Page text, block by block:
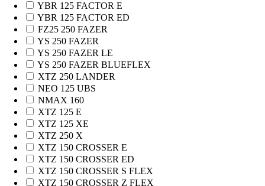
YBR 125 FACTOR E
YBR 125 FACTOR ED
FZ25 250 FAZER
YS 250 FAZER
YS 250 FAZER LE
YS 250 FAZER BLUEFLEX
XTZ 250 LANDER
NEO 125 UBS
NMAX 160
XTZ 125 E
XTZ 125 XE
XTZ 250 X
XTZ 150 CROSSER E
XTZ 150 CROSSER ED
XTZ 150 CROSSER S FLEX
XTZ 150 CROSSER Z FLEX